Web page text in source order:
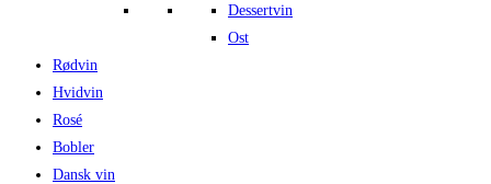
Dessertvin
Ost
Rødvin
Hvidvin
Rosé
Bobler
Dansk vin